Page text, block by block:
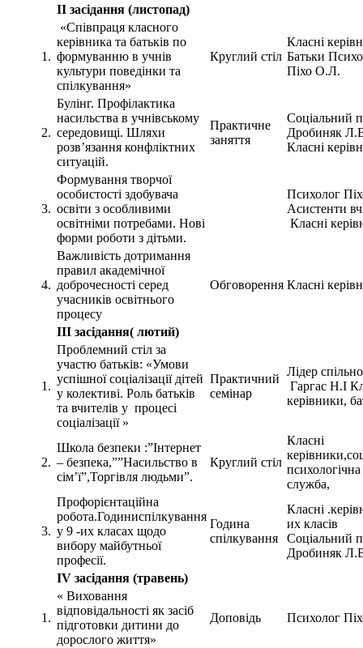
ІІ засідання (листопад)
1.
«Співпраця класного
керівника та батьків по
формуванню в учнів
культури поведінки та
спілкування»
Круглий стіл
Класні
Батьки
Піхо О.Л.
2.
Булінг. Профілактика
насильства в учнівському
середовищі. Шляхи
розв’язання конфліктних
ситуацій.
Практичне
заняття
Соціальний
Дробиняк
Класні
3.
Формування творчої
особистості здобувача
освіти з особливими
освітніми потребами. Нові
форми роботи з дітьми.
Психолог
Асистенти
Класні
4.
Важливість дотримання
правил академічної
доброчесності серед
учасників освітнього
процесу
Обговорення Класні
ІІІ засідання( лютий)
1.
Проблемний стіл за
участю батьків: «Умови
успішної соціалізації дітей
у колективі. Роль батьків
та вчителів у процесі
соціалізації »
Практичний
семінар
Лідер
Гаргас Н.І
керівники,
2.
Школа безпеки :”Інтернет
– безпека,””Насильство в
сім’ї”,Торгівля людьми”.
Круглий стіл
Класні
психологічна
служба,
3.
Профорієнтаційна
робота.Годиниспілкування
у 9 -их класах щодо
вибору майбутньої
професії.
Година
спілкування
Класні
их класів
Соціальний
Дробиняк
IV засідання (травень)
1.
« Виховання
відповідальності як засіб
підготовки дитини до
дорослого життя»
Доповідь Психолог